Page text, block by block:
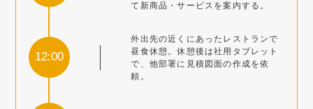
て新商品・サービスを案内する。
12:00
外出先の近くにあったレストランで
昼食休憩。休憩後は社用タブレット
で、他部署に見積図面の作成を依
頼。